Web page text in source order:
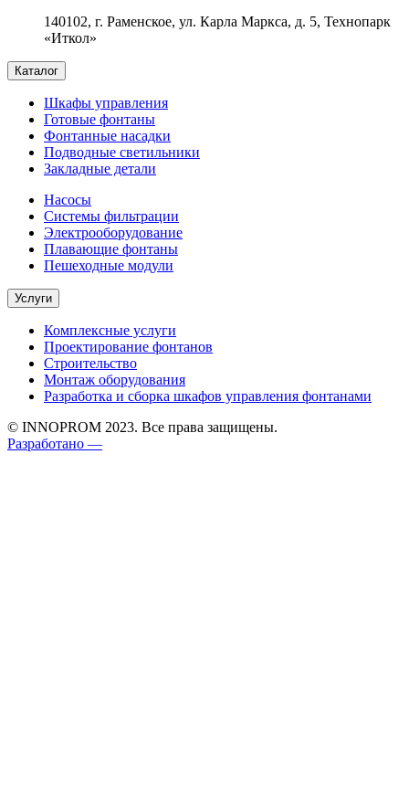
140102, г. Раменское, ул. Карла Маркса, д. 5, Технопарк
«Иткол»
Каталог
Шкафы управления
Готовые фонтаны
Фонтанные насадки
Подводные светильники
Закладные детали
Насосы
Системы фильтрации
Электрооборудование
Плавающие фонтаны
Пешеходные модули
Услуги
Комплексные услуги
Проектирование фонтанов
Строительство
Монтаж оборудования
Разработка и сборка шкафов управления фонтанами
© INNOPROM 2023. Все права защищены.
Разработано —